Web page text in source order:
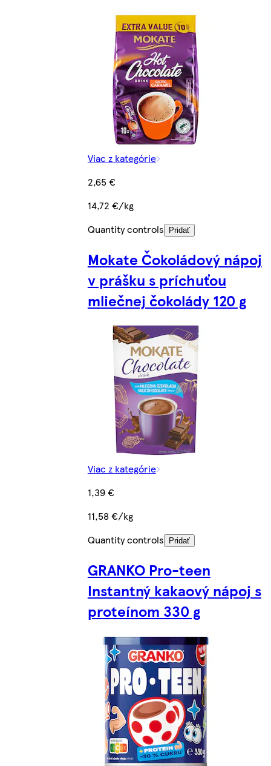
Viac z kategórie
2,65 €
14,72 €/kg
Quantity controls
Pridať
Mokate Čokoládový nápoj
v prášku s príchuťou
mliečnej čokolády 120 g
Viac z kategórie
1,39 €
11,58 €/kg
Quantity controls
Pridať
GRANKO Pro-teen
Instantný kakaový nápoj s
proteínom 330 g